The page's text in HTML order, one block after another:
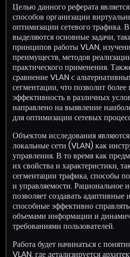
Целью данного реферата
способов организации
оптимизации сетевого трафика.
выделяются основные задачи,
принципов работы VLAN,
преимуществ, методов
практического применения.
сравнение VLAN с
сегментации, что позволит
эффективность в различных
направлено на выявление
для оптимизации сетевых
Объектом исследования
локальные сети (VLAN) как
управления. В то время как
их свойства и характеристики,
сегментации трафика, способы
и управляемости. Рациональное
позволяет создавать адаптивные
способные эффективно
объемами информации и
требованиями пользователей.
Работа будет начинаться с
VLAN, где детализируется